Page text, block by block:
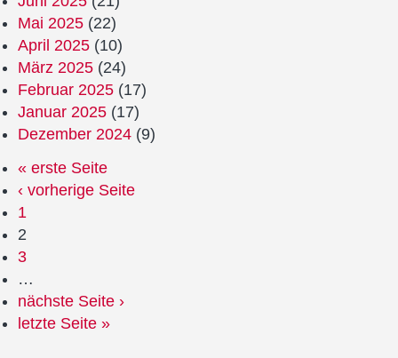
Mai 2025 (22)
April 2025 (10)
März 2025 (24)
Februar 2025 (17)
Januar 2025 (17)
Dezember 2024 (9)
« erste Seite
‹ vorherige Seite
1
2
3
…
nächste Seite ›
letzte Seite »